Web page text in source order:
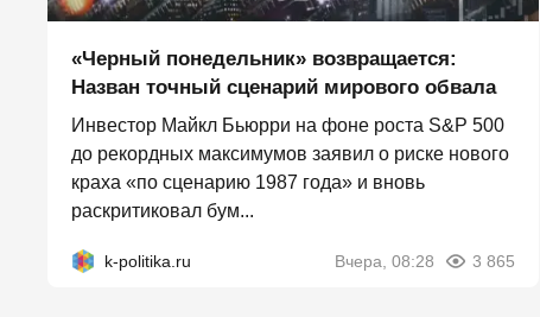
«Черный понедельник» возвращается:
Назван точный сценарий мирового обвала
Инвестор Майкл Бьюрри на фоне роста S&P 500
до рекордных максимумов заявил о риске нового
краха «по сценарию 1987 года» и вновь
раскритиковал бум...
k-politika.ru Вчера, 08:28 3 865